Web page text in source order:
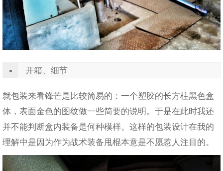
开箱、细节
就包装来看锋芒是比较简易的：一个塑胶的长方柱黑色盒
体，表面金色的图纹做一些简要的说明。于是在此时我还
并不能判断盒内装备是何种模样。这样的包装设计在我的
理解中是因为作为战术装备甩棍本意是不愿惹人注目的。